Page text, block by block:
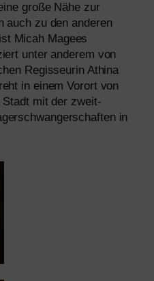
gro­ße Nähe zur
auch zu den ande­ren
ist Micah Magees
unter ande­rem von
Regisseurin Athina
in einem Vorort von
Stadt mit der zweit­
in